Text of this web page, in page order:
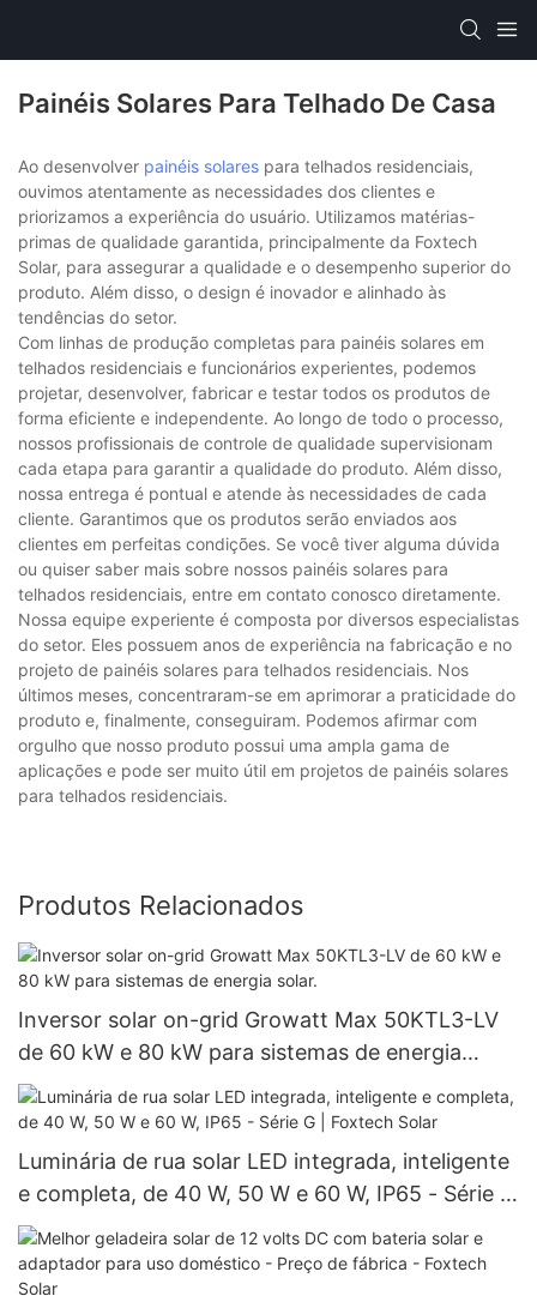
Painéis Solares Para Telhado De Casa
Ao desenvolver painéis solares para telhados residenciais,
ouvimos atentamente as necessidades dos clientes e
priorizamos a experiência do usuário. Utilizamos matérias-
primas de qualidade garantida, principalmente da Foxtech
Solar, para assegurar a qualidade e o desempenho superior do
produto. Além disso, o design é inovador e alinhado às
tendências do setor.
Com linhas de produção completas para painéis solares em
telhados residenciais e funcionários experientes, podemos
projetar, desenvolver, fabricar e testar todos os produtos de
forma eficiente e independente. Ao longo de todo o processo,
nossos profissionais de controle de qualidade supervisionam
cada etapa para garantir a qualidade do produto. Além disso,
nossa entrega é pontual e atende às necessidades de cada
cliente. Garantimos que os produtos serão enviados aos
clientes em perfeitas condições. Se você tiver alguma dúvida
ou quiser saber mais sobre nossos painéis solares para
telhados residenciais, entre em contato conosco diretamente.
Nossa equipe experiente é composta por diversos especialistas
do setor. Eles possuem anos de experiência na fabricação e no
projeto de painéis solares para telhados residenciais. Nos
últimos meses, concentraram-se em aprimorar a praticidade do
produto e, finalmente, conseguiram. Podemos afirmar com
orgulho que nosso produto possui uma ampla gama de
aplicações e pode ser muito útil em projetos de painéis solares
para telhados residenciais.
Produtos Relacionados
Inversor solar on-grid Growatt Max 50KTL3-LV
de 60 kW e 80 kW para sistemas de energia
solar.
Luminária de rua solar LED integrada, inteligente
e completa, de 40 W, 50 W e 60 W, IP65 - Série G
| Foxtech Solar